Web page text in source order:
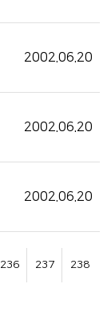
2002.06.20
2002.06.20
2002.06.20
236 237 238